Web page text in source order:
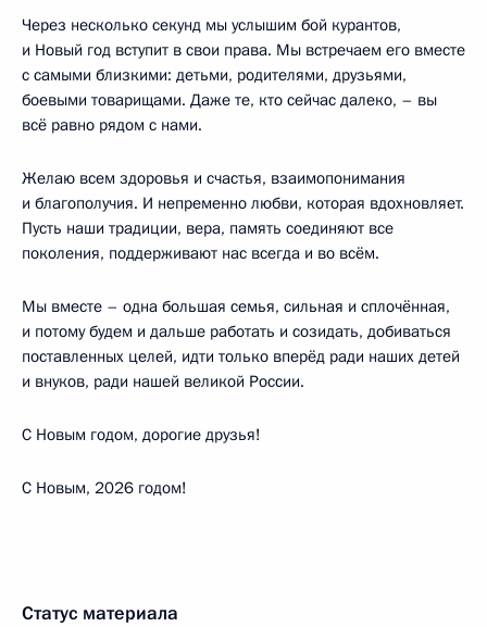
Через несколько секунд мы услышим бой курантов,
и Новый год вступит в свои права. Мы встречаем его вместе
с самыми близкими: детьми, родителями, друзьями,
боевыми товарищами. Даже те, кто сейчас далеко, – вы
всё равно рядом с нами.
Желаю всем здоровья и счастья, взаимопонимания
и благополучия. И непременно любви, которая вдохновляет.
Пусть наши традиции, вера, память соединяют все
поколения, поддерживают нас всегда и во всём.
Мы вместе – одна большая семья, сильная и сплочённая,
и потому будем и дальше работать и созидать, добиваться
поставленных целей, идти только вперёд ради наших детей
и внуков, ради нашей великой России.
С Новым годом, дорогие друзья!
С Новым, 2026 годом!
Статус материала